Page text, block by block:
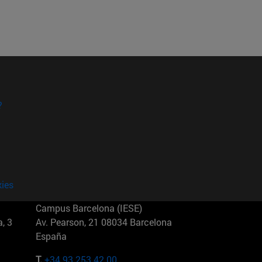
3
Campus Barcelona (IESE)
Av. Pearson, 21 08034 Barcelona
España
T. +34 93 253 42 00